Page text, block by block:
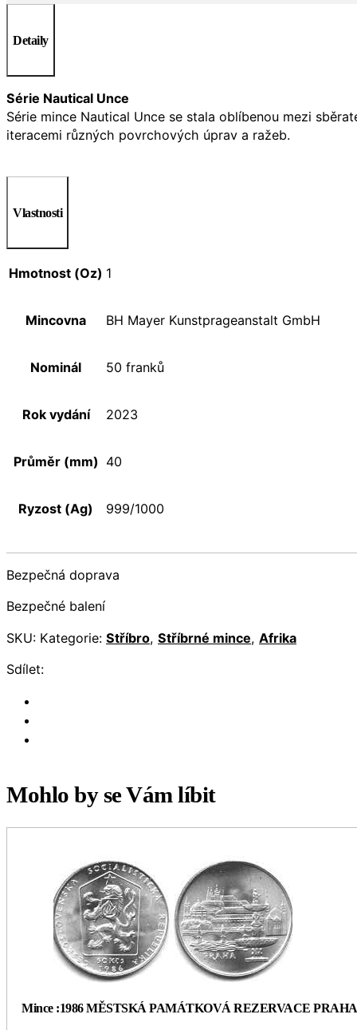
Detaily
Série Nautical Unce
Série mince Nautical Unce se stala oblíbenou mezi
iteracemi různých povrchových úprav a ražeb.
Vlastnosti
Hmotnost (Oz) 1
Mincovna BH Mayer Kunstprageanstalt GmbH
Nominál 50 franků
Rok vydání 2023
Průměr (mm) 40
Ryzost (Ag) 999/1000
Bezpečná doprava
Bezpečné balení
SKU: Kategorie: Stříbro, Stříbrné mince, Afrika
Sdílet:
Mohlo by se Vám líbit
Mince :1986 MĚSTSKÁ PAMÁTKOVÁ REZERVACE PRAHA